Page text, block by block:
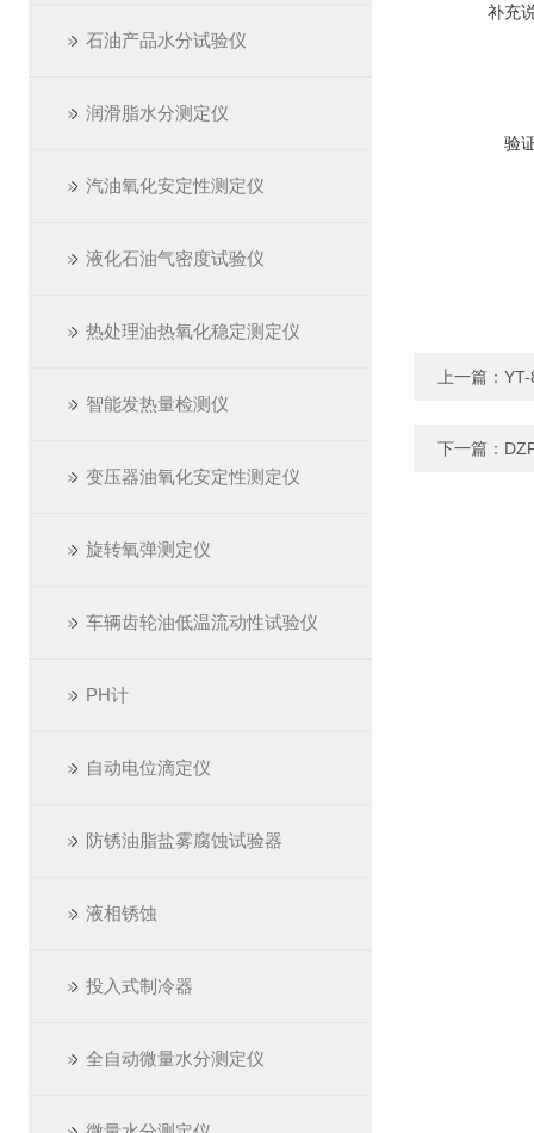
石油产品水分试验仪
润滑脂水分测定仪
汽油氧化安定性测定仪
液化石油气密度试验仪
热处理油热氧化稳定测定仪
智能发热量检测仪
变压器油氧化安定性测定仪
旋转氧弹测定仪
车辆齿轮油低温流动性试验仪
PH计
自动电位滴定仪
防锈油脂盐雾腐蚀试验器
液相锈蚀
投入式制冷器
全自动微量水分测定仪
补充
验
上一篇：
下一篇：